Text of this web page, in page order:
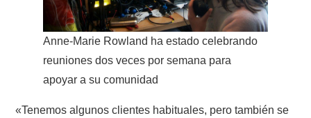
Anne-Marie Rowland ha estado celebrando
reuniones dos veces por semana para
apoyar a su comunidad
«Tenemos algunos clientes habituales, pero también se